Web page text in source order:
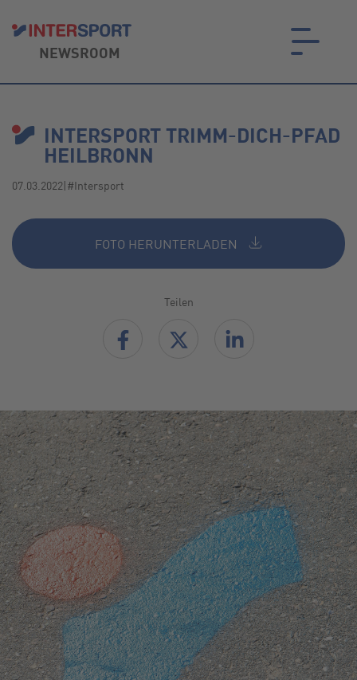
NEWSROOM
INTERSPORT TRIMM-DICH-PFAD
HEILBRONN
07.03.2022|#Intersport
FOTO HERUNTERLADEN
Teilen